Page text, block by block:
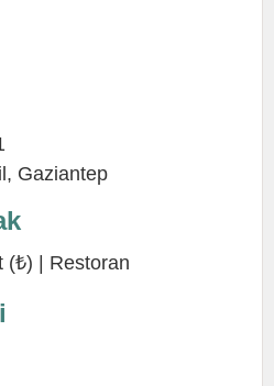
, Gaziantep
(₺) | Restoran